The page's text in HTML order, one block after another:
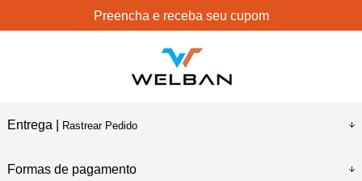
Preencha e receba seu cupom
Entrega | Rastrear Pedido
Formas de pagamento